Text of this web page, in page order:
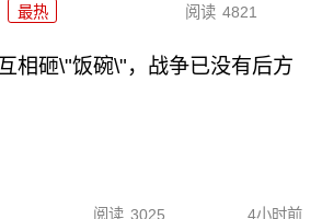
最热 阅读 4821
相砸\"饭碗\"，战争已没有后方
阅读 3025 4小时前